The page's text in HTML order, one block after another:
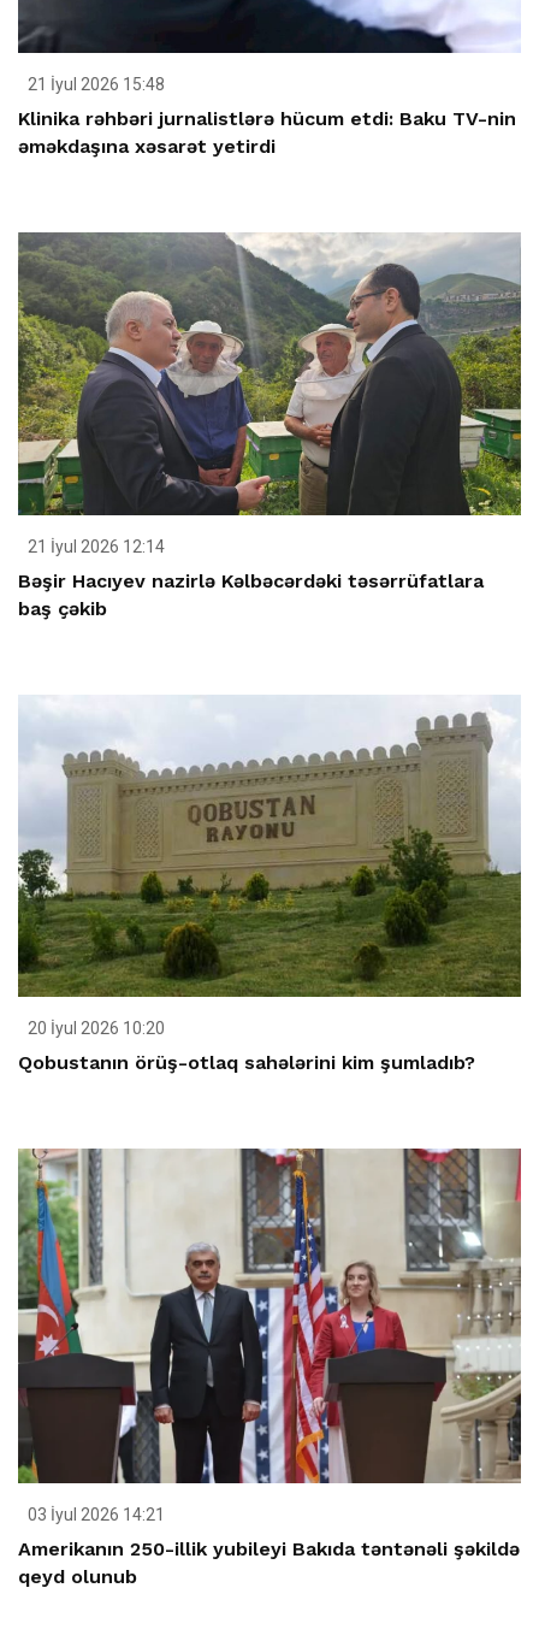
21 İyul 2026 15:48
Klinika rəhbəri jurnalistlərə hücum etdi: Baku TV-nin
əməkdaşına xəsarət yetirdi
21 İyul 2026 12:14
Bəşir Hacıyev nazirlə Kəlbəcərdəki təsərrüfatlara
baş çəkib
20 İyul 2026 10:20
Qobustanın örüş-otlaq sahələrini kim şumladıb?
03 İyul 2026 14:21
Amerikanın 250-illik yubileyi Bakıda təntənəli şəkildə
qeyd olunub